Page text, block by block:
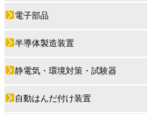
電子部品
半導体製造装置
静電気・環境対策・試験器
自動はんだ付け装置